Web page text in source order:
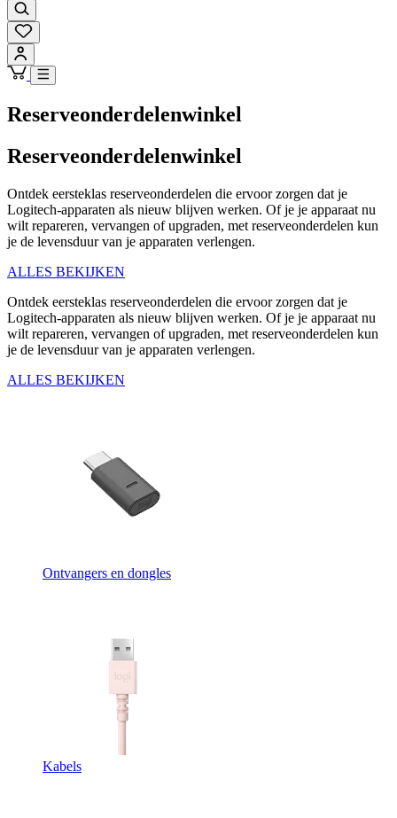
Reserveonderdelenwinkel
Reserveonderdelenwinkel
Ontdek eersteklas reserveonderdelen die ervoor zorgen dat je
Logitech-apparaten als nieuw blijven werken. Of je je apparaat nu
wilt repareren, vervangen of upgraden, met reserveonderdelen kun
je de levensduur van je apparaten verlengen.
ALLES BEKIJKEN
Ontdek eersteklas reserveonderdelen die ervoor zorgen dat je
Logitech-apparaten als nieuw blijven werken. Of je je apparaat nu
wilt repareren, vervangen of upgraden, met reserveonderdelen kun
je de levensduur van je apparaten verlengen.
ALLES BEKIJKEN
Ontvangers en dongles
Kabels